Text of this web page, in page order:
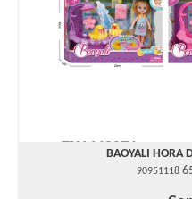
BAOYALI HORA
90951118